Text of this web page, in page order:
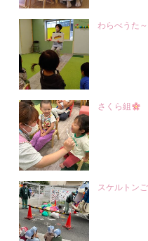
わらべうた
さくら組
スケルトン